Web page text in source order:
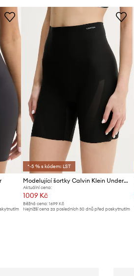
*-5 % s kódem: LST
Modelující šortky Calvin Klein Underwear
Aktuální cena:
1009 Kč
Běžná cena: 1699 Kč
Nejnižší cena za posledních 30 dnů před poskytnutím